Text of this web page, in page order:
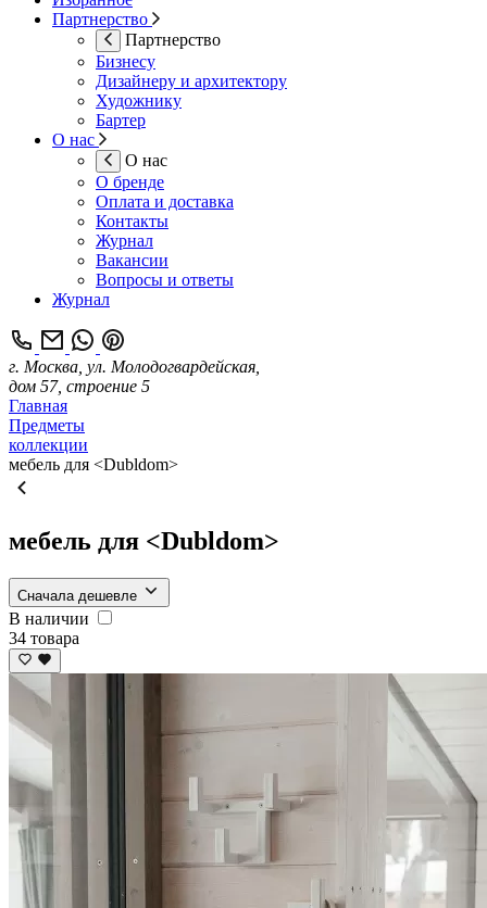
Партнерство
Партнерство
Бизнесу
Дизайнеру и архитектору
Художнику
Бартер
О нас
О нас
О бренде
Оплата и доставка
Контакты
Журнал
Вакансии
Вопросы и ответы
Журнал
г. Москва, ул. Молодогвардейская,
дом 57, строение 5
Главная
Предметы
коллекции
мебель для <Dubldom>
мебель для <Dubldom>
Сначала дешевле
В наличии
34 товара